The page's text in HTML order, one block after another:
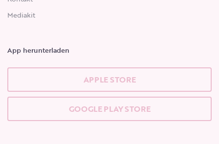
Mediakit
App herunterladen
APPLE STORE
GOOGLE PLAY STORE